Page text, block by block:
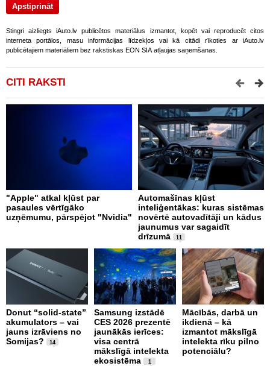
Stingri aizliegts iAuto.lv publicētos materiālus izmantot, kopēt vai reproducēt citos
interneta portālos, masu informācijas līdzekļos vai kā citādi rīkoties ar iAuto.lv
publicētajiem materiāliem bez rakstiskas EON SIA atļaujas saņemšanas.
CITI RAKSTI
"Apple" atkal kļūst par
pasaules vērtīgāko
uzņēmumu, pārspējot "Nvidia"
Automašīnas kļūst
inteliģentākas: kuras sistēmas
novērtē autovadītāji un kādus
jaunumus var sagaidīt
drīzumā
11
Donut “solid-state”
akumulators – vai
jauns izrāviens no
Somijas?
14
Samsung izstādē
CES 2026 prezentē
jaunākās ierīces:
visa centrā
mākslīgā intelekta
ekosistēma
1
Mācībās, darbā un
ikdienā – kā
izmantot mākslīgā
intelekta rīku pilno
potenciālu?